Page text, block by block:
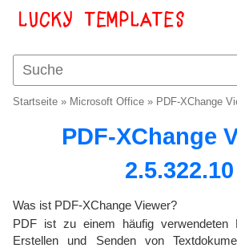
Startseite » Microsoft Office » PDF-XChange
PDF-XChange
2.5.322.10
Was ist PDF-XChange Viewer?
PDF ist zu einem häufig verwendeten
Erstellen und Senden von